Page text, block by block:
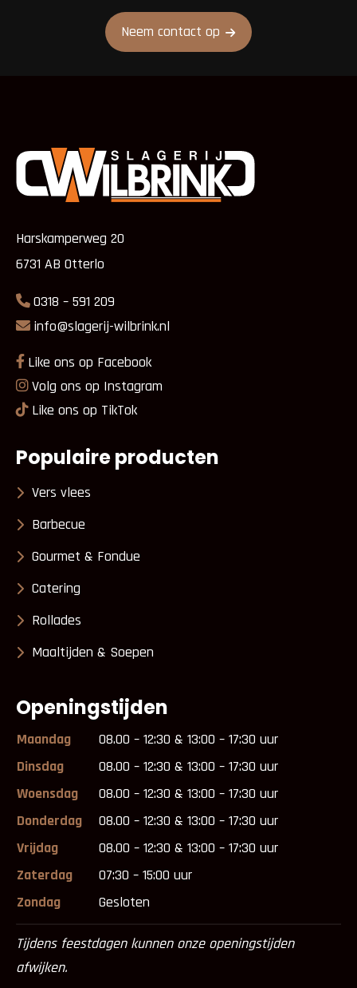
Neem contact op
Harskamperweg 20
6731 AB Otterlo
0318 – 591 209
info@slagerij-wilbrink.nl
Like ons op Facebook
Volg ons op Instagram
Like ons op TikTok
Populaire producten
Vers vlees
Barbecue
Gourmet & Fondue
Catering
Rollades
Maaltijden & Soepen
Openingstijden
Maandag
08.00 – 12:30 & 13:00 – 17:30 uur
Dinsdag
08.00 – 12:30 & 13:00 – 17:30 uur
Woensdag
08.00 – 12:30 & 13:00 – 17:30 uur
Donderdag
08.00 – 12:30 & 13:00 – 17:30 uur
Vrijdag
08.00 – 12:30 & 13:00 – 17:30 uur
Zaterdag
07:30 – 15:00 uur
Zondag
Gesloten
Tijdens feestdagen kunnen onze openingstijden
afwijken.